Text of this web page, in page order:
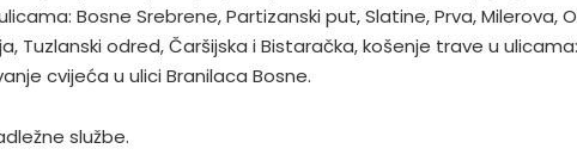
Bosne Srebrene, Partizanski put, Slatine, Prva, Milerova,
Tuzlanski odred, Čaršijska i Bistaračka, košenje trave u
cvijeća u ulici Branilaca Bosne.
službe.